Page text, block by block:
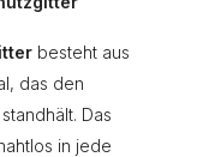
besteht aus
das den
Das
in jede